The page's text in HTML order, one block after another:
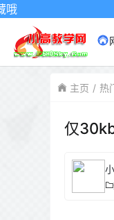
主页 热
仅